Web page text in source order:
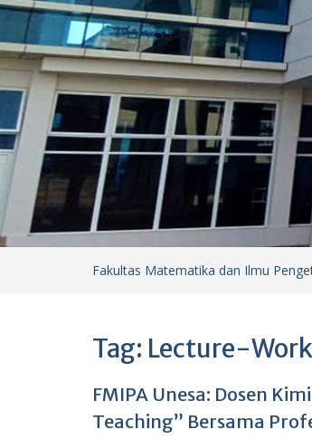
Fakultas Matematika dan Ilmu
Tag: Lecture-
FMIPA Unesa: Dosen
Teaching” Bersama